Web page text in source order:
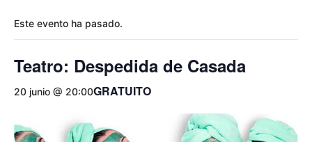
Este evento ha pasado.
Teatro: Despedida de Casada
20 junio @ 20:00GRATUITO